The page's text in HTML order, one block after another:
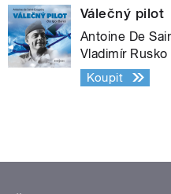
Válečný pilot
Antoine De
Vladimír Rusko
Koupit